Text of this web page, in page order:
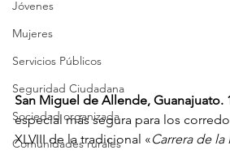
Jóvenes
Mujeres
Servicios Públicos
Seguridad Ciudadana
Sociedad organizada
Comunidades rurales
San Miguel de Allende, Guanajuato.
especial más segura para los
XLVIII de la tradicional «Carrera de